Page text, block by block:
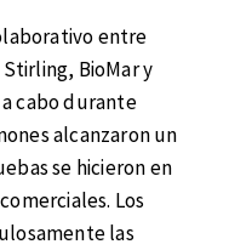
entre
BioMar y
cabo durante
alcanzaron un
se hicieron en
Los
las